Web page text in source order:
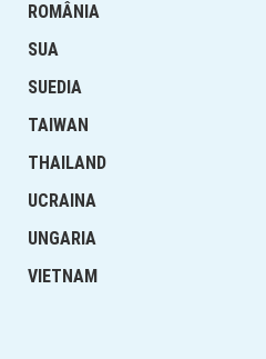
ROMÂNIA
SUA
SUEDIA
TAIWAN
THAILAND
UCRAINA
UNGARIA
VIETNAM